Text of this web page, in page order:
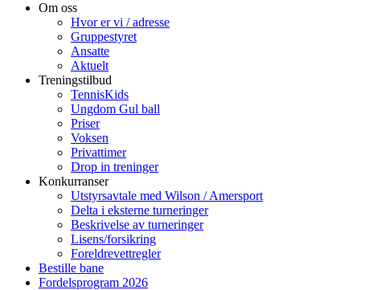
Om oss
Hvor er vi / adresse
Gruppestyret
Ansatte
Aktuelt
Treningstilbud
TennisKids
Ungdom Gul ball
Priser
Voksen
Privattimer
Drop in treninger
Konkurranser
Utstyrsavtale med Wilson / Amersport
Delta i eksterne turneringer
Beskrivelse av turneringer
Lisens/forsikring
Foreldrevettregler
Bestille bane
Fordelsprogram 2026